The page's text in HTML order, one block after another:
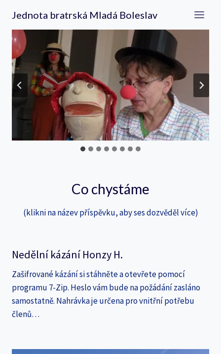
obsah
Jednota bratrská Mladá Boleslav
Co chystáme
(klikni na název příspěvku, aby ses dozvěděl více)
Nedělní kázání Honzy H.
Zašifrované kázání si stáhněte a otevřete pomocí
programu 7-Zip. Heslo vám bude na požádání zasláno
samostatně. Nahrávka je určena pro vnitřní potřebu
členů…